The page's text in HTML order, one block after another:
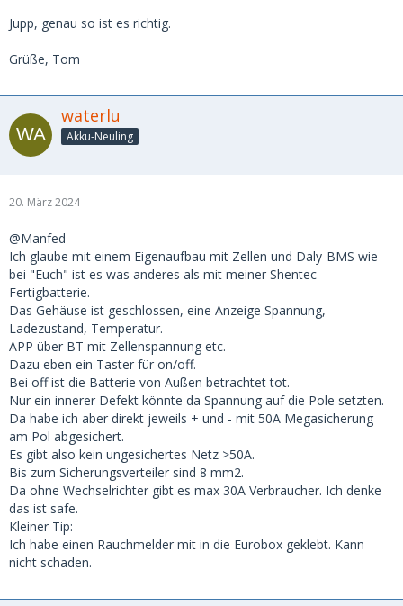
Jupp, genau so ist es richtig.
Grüße, Tom
waterlu
Akku-Neuling
20. März 2024
@Manfed
Ich glaube mit einem Eigenaufbau mit Zellen und Daly-BMS wie
bei "Euch" ist es was anderes als mit meiner Shentec
Fertigbatterie.
Das Gehäuse ist geschlossen, eine Anzeige Spannung,
Ladezustand, Temperatur.
APP über BT mit Zellenspannung etc.
Dazu eben ein Taster für on/off.
Bei off ist die Batterie von Außen betrachtet tot.
Nur ein innerer Defekt könnte da Spannung auf die Pole setzten.
Da habe ich aber direkt jeweils + und - mit 50A Megasicherung
am Pol abgesichert.
Es gibt also kein ungesichertes Netz >50A.
Bis zum Sicherungsverteiler sind 8 mm2.
Da ohne Wechselrichter gibt es max 30A Verbraucher. Ich denke
das ist safe.
Kleiner Tip:
Ich habe einen Rauchmelder mit in die Eurobox geklebt. Kann
nicht schaden.